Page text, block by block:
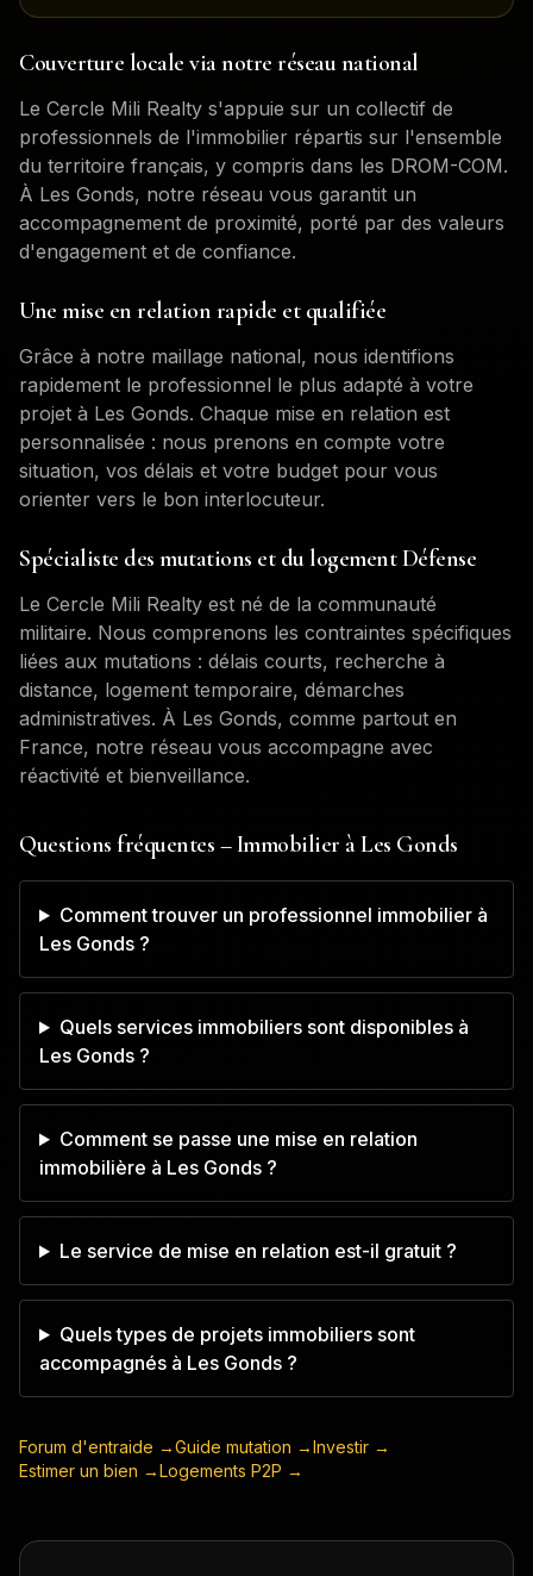
Couverture locale via notre réseau national
Le Cercle Mili Realty s'appuie sur un collectif de
professionnels de l'immobilier répartis sur l'ensemble
du territoire français, y compris dans les DROM-COM.
À Les Gonds, notre réseau vous garantit un
accompagnement de proximité, porté par des valeurs
d'engagement et de confiance.
Une mise en relation rapide et qualifiée
Grâce à notre maillage national, nous identifions
rapidement le professionnel le plus adapté à votre
projet à Les Gonds. Chaque mise en relation est
personnalisée : nous prenons en compte votre
situation, vos délais et votre budget pour vous
orienter vers le bon interlocuteur.
Spécialiste des mutations et du logement Défense
Le Cercle Mili Realty est né de la communauté
militaire. Nous comprenons les contraintes spécifiques
liées aux mutations : délais courts, recherche à
distance, logement temporaire, démarches
administratives. À Les Gonds, comme partout en
France, notre réseau vous accompagne avec
réactivité et bienveillance.
Questions fréquentes – Immobilier àLes Gonds
Comment trouver un professionnel immobilier à
Les Gonds ?
Quels services immobiliers sont disponibles à
Les Gonds ?
Comment se passe une mise en relation
immobilière à Les Gonds ?
Le service de mise en relation est-il gratuit ?
Quels types de projets immobiliers sont
accompagnés à Les Gonds ?
Forum d'entraide →Guide mutation →Investir →
Estimer un bien →Logements P2P →